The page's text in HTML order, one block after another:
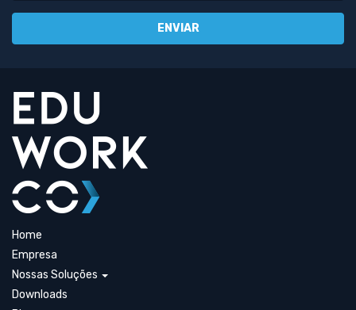
Home
Empresa
Nossas Soluções
Downloads